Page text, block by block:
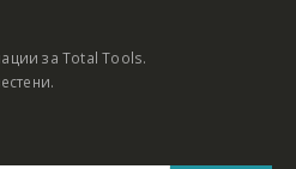
за Total Tools.